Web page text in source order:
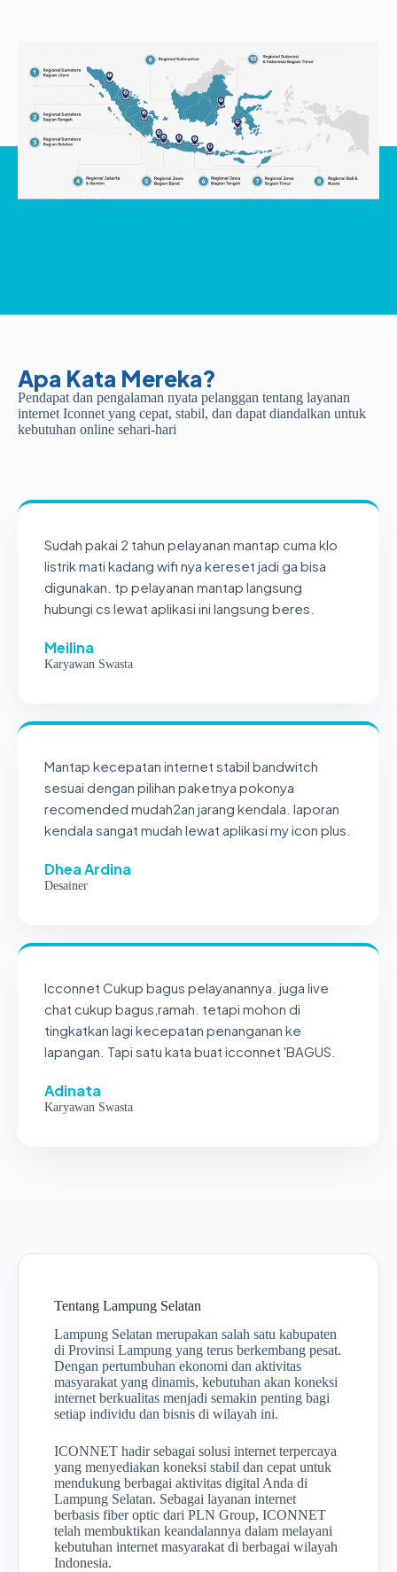
Apa Kata Mereka?
Pendapat dan pengalaman nyata pelanggan tentang layanan
internet Iconnet yang cepat, stabil, dan dapat diandalkan untuk
kebutuhan online sehari-hari
Sudah pakai 2 tahun pelayanan mantap cuma klo
listrik mati kadang wifi nya kereset jadi ga bisa
digunakan. tp pelayanan mantap langsung
hubungi cs lewat aplikasi ini langsung beres.
Meilina
Karyawan Swasta
Mantap kecepatan internet stabil bandwitch
sesuai dengan pilihan paketnya pokonya
recomended mudah2an jarang kendala. laporan
kendala sangat mudah lewat aplikasi my icon plus.
Dhea Ardina
Desainer
Icconnet Cukup bagus pelayanannya. juga live
chat cukup bagus,ramah. tetapi mohon di
tingkatkan lagi kecepatan penanganan ke
lapangan. Tapi satu kata buat icconnet 'BAGUS.
Adinata
Karyawan Swasta
Tentang Lampung Selatan
Lampung Selatan merupakan salah satu kabupaten
di Provinsi Lampung yang terus berkembang pesat.
Dengan pertumbuhan ekonomi dan aktivitas
masyarakat yang dinamis, kebutuhan akan koneksi
internet berkualitas menjadi semakin penting bagi
setiap individu dan bisnis di wilayah ini.
ICONNET hadir sebagai solusi internet terpercaya
yang menyediakan koneksi stabil dan cepat untuk
mendukung berbagai aktivitas digital Anda di
Lampung Selatan. Sebagai layanan internet
berbasis fiber optic dari PLN Group, ICONNET
telah membuktikan keandalannya dalam melayani
kebutuhan internet masyarakat di berbagai wilayah
Indonesia.